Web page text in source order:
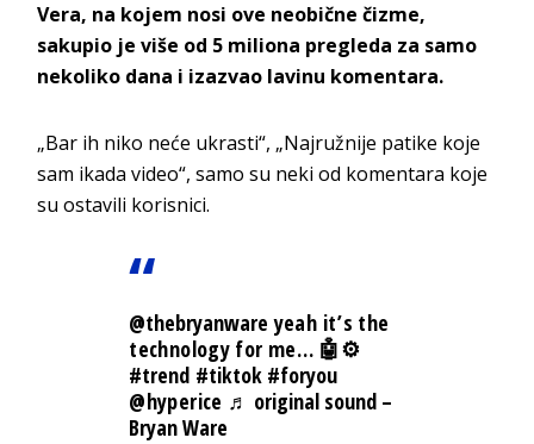
Vera, na kojem nosi ove neobične čizme,
sakupio je više od 5 miliona pregleda za samo
nekoliko dana i izazvao lavinu komentara.
„Bar ih niko neće ukrasti“, „Najružnije patike koje
sam ikada video“, samo su neki od komentara koje
su ostavili korisnici.
@thebryanware yeah it’s the
technology for me… 🤖⚙️
#trend #tiktok #foryou
@hyperice ♬ original sound –
Bryan Ware